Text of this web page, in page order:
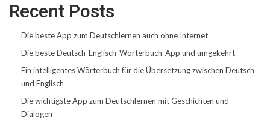
Recent Posts
Die beste App zum Deutschlernen auch ohne Internet
Die beste Deutsch-Englisch-Wörterbuch-App und umgekehrt
Ein intelligentes Wörterbuch für die Übersetzung zwischen Deutsch
und Englisch
Die wichtigste App zum Deutschlernen mit Geschichten und
Dialogen